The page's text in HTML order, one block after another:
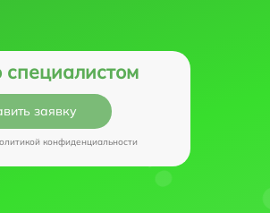
специалистом
заявку
конфиденциальности